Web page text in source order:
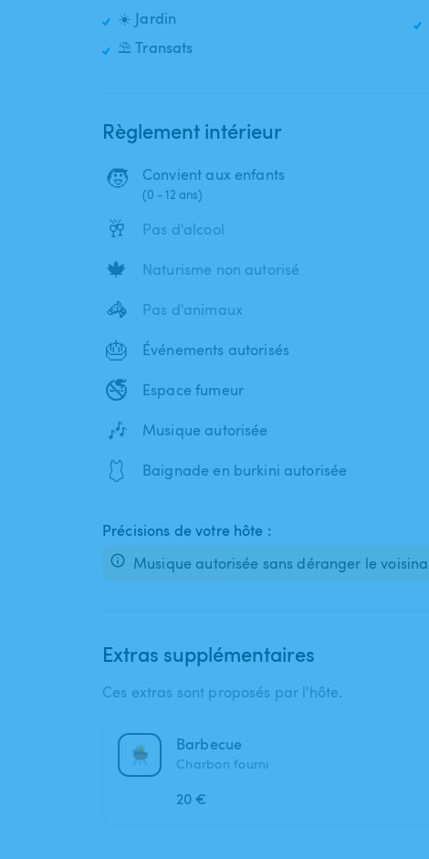
☀️ Jardin
⛱️ Transats
Règlement intérieur
🧒 Convient aux enfants
(0 - 12 ans)
🥂 Pas d'alcool
🍁 Naturisme non autorisé
🦓 Pas d'animaux
🎂 Événements autorisés
🚭 Espace fumeur
🎶 Musique autorisée
🩱 Baignade en burkini autorisée
Précisions de votre hôte :
Extras supplémentaires
Ces extras sont proposés par l'hôte.
Barbecue
Charbon fourni
20 €